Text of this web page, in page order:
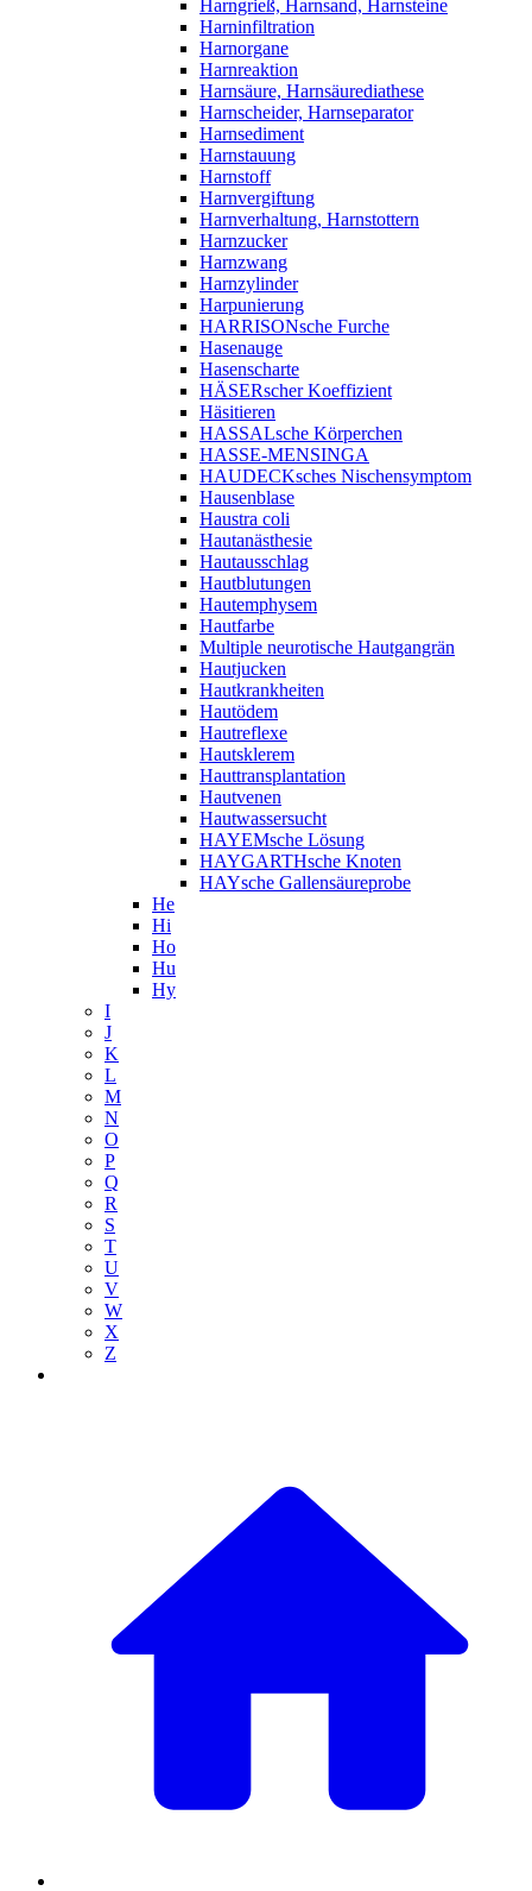
Harngrieß, Harnsand, Harnsteine
Harninfiltration
Harnorgane
Harnreaktion
Harnsäure, Harnsäurediathese
Harnscheider, Harnseparator
Harnsediment
Harnstauung
Harnstoff
Harnvergiftung
Harnverhaltung, Harnstottern
Harnzucker
Harnzwang
Harnzylinder
Harpunierung
HARRISONsche Furche
Hasenauge
Hasenscharte
HÄSERscher Koeffizient
Häsitieren
HASSALsche Körperchen
HASSE-MENSINGA
HAUDECKsches Nischensymptom
Hausenblase
Haustra coli
Hautanästhesie
Hautausschlag
Hautblutungen
Hautemphysem
Hautfarbe
Multiple neurotische Hautgangrän
Hautjucken
Hautkrankheiten
Hautödem
Hautreflexe
Hautsklerem
Hauttransplantation
Hautvenen
Hautwassersucht
HAYEMsche Lösung
HAYGARTHsche Knoten
HAYsche Gallensäureprobe
He
Hi
Ho
Hu
Hy
I
J
K
L
M
N
O
P
Q
R
S
T
U
V
W
X
Z